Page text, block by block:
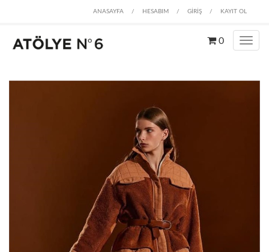
ANASAYFA / HESABIM / GİRİŞ / KAYIT OL
0